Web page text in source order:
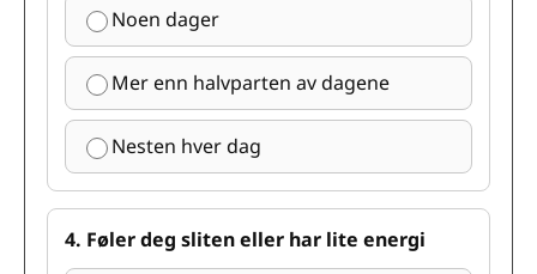
Noen dager
Mer enn halvparten av dagene
Nesten hver dag
4. Føler deg sliten eller har lite energi